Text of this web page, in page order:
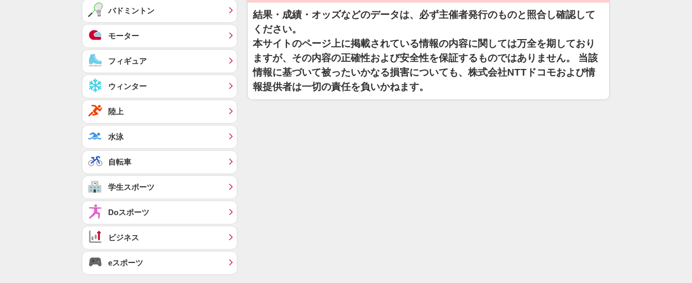
結果・成績・オッズなどのデータは、必ず主催者発行のものと照合し確認して
ください。
本サイトのページ上に掲載されている情報の内容に関しては万全を期しており
ますが、その内容の正確性および安全性を保証するものではありません。 当該
情報に基づいて被ったいかなる損害についても、株式会社NTTドコモおよび情
報提供者は一切の責任を負いかねます。
バドミントン
モーター
フィギュア
ウィンター
陸上
水泳
自転車
学生スポーツ
Doスポーツ
ビジネス
eスポーツ